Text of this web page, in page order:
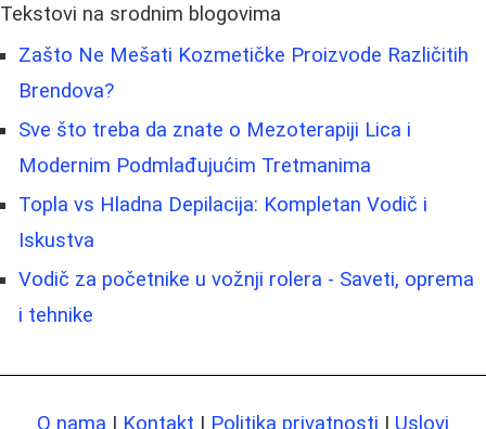
Tekstovi na srodnim blogovima
Zašto Ne Mešati Kozmetičke Proizvode Različitih
Brendova?
Sve što treba da znate o Mezoterapiji Lica i
Modernim Podmlađujućim Tretmanima
Topla vs Hladna Depilacija: Kompletan Vodič i
Iskustva
Vodič za početnike u vožnji rolera - Saveti, oprema
i tehnike
O nama | Kontakt | Politika privatnosti | Uslovi